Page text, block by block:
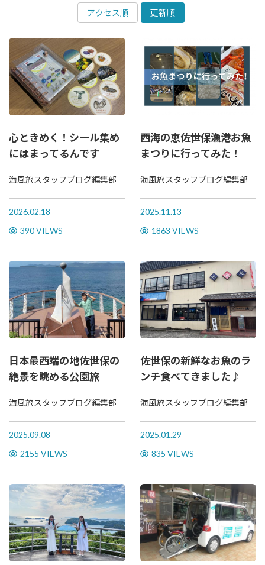
アクセス順 更新順
心ときめく！シール集め
にはまってるんです
海風旅スタッフブログ編集部
2026.02.18
390 VIEWS
西海の恵佐世保漁港お魚
まつりに行ってみた！
海風旅スタッフブログ編集部
2025.11.13
1863 VIEWS
日本最西端の地佐世保の
絶景を眺める公園旅
海風旅スタッフブログ編集部
2025.09.08
2155 VIEWS
佐世保の新鮮なお魚のラ
ンチ食べてきました♪
海風旅スタッフブログ編集部
2025.01.29
835 VIEWS